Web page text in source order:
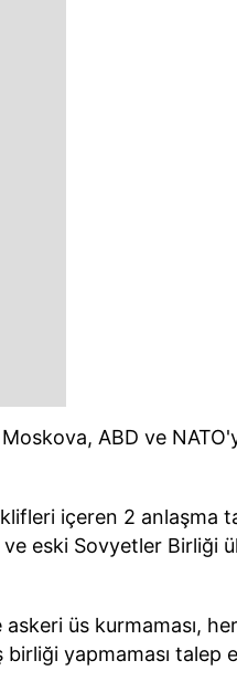
ABD ve
içeren 2 anlaşma
eski Sovyetler Birliği
üs kurmaması,
birliği yapmaması talep